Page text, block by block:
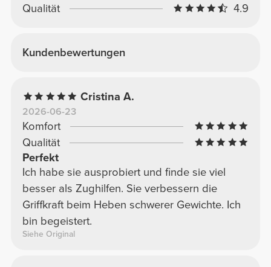
Qualität
4.9
Kundenbewertungen
Cristina A.
2026-06-23
Komfort
Qualität
Perfekt
Ich habe sie ausprobiert und finde sie viel
besser als Zughilfen. Sie verbessern die
Griffkraft beim Heben schwerer Gewichte. Ich
bin begeistert.
Siehe Original